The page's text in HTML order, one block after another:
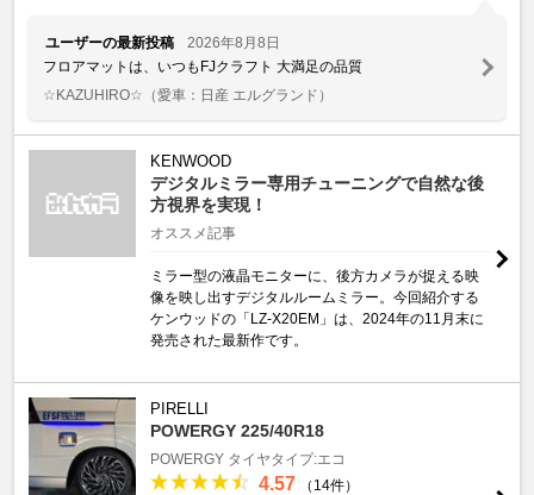
ユーザーの最新投稿
2026年8月8日
フロアマットは、いつもFJクラフト 大満足の品質
☆KAZUHIRO☆ （愛車：日産 エルグランド）
KENWOOD
デジタルミラー専用チューニングで自然な後
方視界を実現！
オススメ記事
ミラー型の液晶モニターに、後方カメラが捉える映
像を映し出すデジタルルームミラー。今回紹介する
ケンウッドの「LZ-X20EM」は、2024年の11月末に
発売された最新作です。
PIRELLI
POWERGY 225/40R18
POWERGY タイヤタイプ:エコ
4.57
（14件）